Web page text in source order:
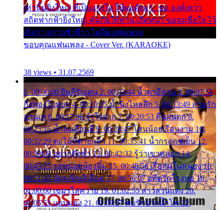
เท่านั้นยิ่งใหญ่ ที่เป็นแรงใจ ให้ผมดังมา.. ขอ องค์เทวา
สถิตฟากฟ้ายิ่งใหญ่ คุ้มภัยให้ท่าน เถิดหนา ขอจงเชื่อใจ ไว้
เถิดว่า ตราบชั่วชีวา ไม่ลืมแฟนเพลง
ขอบคุณแฟนเพลง - Cover Ver. (KARAOKE)
38 views • 31.07.2569
1. 00:00:00 ยินดีรับเดน 2. 00:03:44 น้ำตาอีสาน 3. 00:07:51
กิ่งทองใบหยก 4. 00:10:35 น้ำนิ่งไหลลึก 5. 00:13:49 ลานรัก
ลานเท 6. 00:17:06 จำใจจาก 7. 00:20:53 คืนฝนตก 8.
00:25:16 น้ำลงเดือนยี่ 9. 00:28:47 โสนน้อยเรือนงาม 10.
00:32:29 ตอไม้ที่ตายแล้ว 11. 00:35:41 น้ำกรดแช่เย็น 12.
00:39:08 อยากฟังซ้ำ 13. 00:42:32 รู้ว่าเขาหลอก 14.
00:45:25 รอหน่อยน้องติ๋ม 15. 00:48:56 เรือล่มในหนอง 16.
00:51:43 บัตรเชิญสีเลือด 17. 00:56:07 อดีตรักโรงทอ 18.
01:00:00 เขมรไล่ควาย 19. 01:02:55 สาวสวนแตง 20.
01:05:51 แอบมอง 21. 01:09:27 พบรักปากน้ำโพ 22.